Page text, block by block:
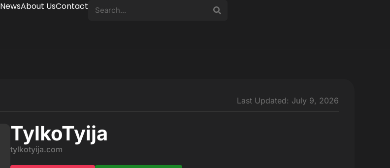
NewsAbout UsContact
Last Updated: July 9, 2026
TylkoTyija
tylkotyija.com